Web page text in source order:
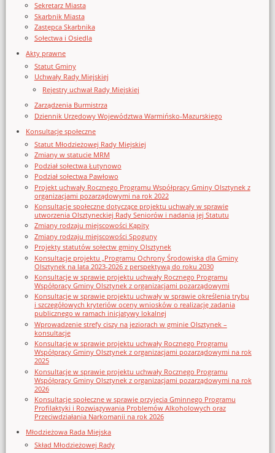
Sekretarz Miasta
Skarbnik Miasta
Zastępca Skarbnika
Sołectwa i Osiedla
Akty prawne
Statut Gminy
Uchwały Rady Miejskiej
Rejestry uchwał Rady Miejskiej
Zarządzenia Burmistrza
Dziennik Urzędowy Województwa Warmińsko-Mazurskiego
Konsultacje społeczne
Statut Młodzieżowej Rady Miejskiej
Zmiany w statucie MRM
Podział sołectwa Łutynowo
Podział sołectwa Pawłowo
Projekt uchwały Rocznego Programu Współpracy Gminy Olsztynek z
organizacjami pozarządowymi na rok 2022
Konsultacje społeczne dotyczące projektu uchwały w sprawie
utworzenia Olsztyneckiej Rady Seniorów i nadania jej Statutu
Zmiany rodzaju miejscowości Kąpity
Zmiany rodzaju miejscowości Spoguny
Projekty statutów sołectw gminy Olsztynek
Konsultacje projektu „Programu Ochrony Środowiska dla Gminy
Olsztynek na lata 2023-2026 z perspektywą do roku 2030
Konsultacje w sprawie projektu uchwały Rocznego Programu
Współpracy Gminy Olsztynek z organizacjami pozarządowymi
Konsultacje w sprawie projektu uchwały w sprawie określenia trybu
i szczegółowych kryteriów oceny wniosków o realizację zadania
publicznego w ramach inicjatywy lokalnej
Wprowadzenie strefy ciszy na jeziorach w gminie Olsztynek –
konsultacje
Konsultacje w sprawie projektu uchwały Rocznego Programu
Współpracy Gminy Olsztynek z organizacjami pozarządowymi na rok
2025
Konsultacje w sprawie projektu uchwały Rocznego Programu
Współpracy Gminy Olsztynek z organizacjami pozarządowymi na rok
2026
Konsultacje społeczne w sprawie przyjęcia Gminnego Programu
Profilaktyki i Rozwiązywania Problemów Alkoholowych oraz
Przeciwdziałania Narkomanii na rok 2026
Młodzieżowa Rada Miejska
Skład Młodzieżowej Rady